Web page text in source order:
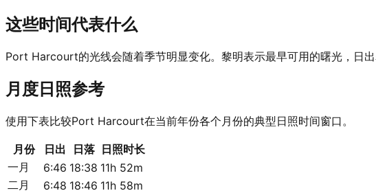
这些时间代表什么
Port Harcourt的光线会随着季节明显变化。黎明表示最早可用的曙光，日
月度日照参考
使用下表比较Port Harcourt在当前年份各个月份的典型日照时间窗口。
月份 日出 日落 日照时长
一月
6:46 18:38 11h 52m
二月
6:48 18:46 11h 58m